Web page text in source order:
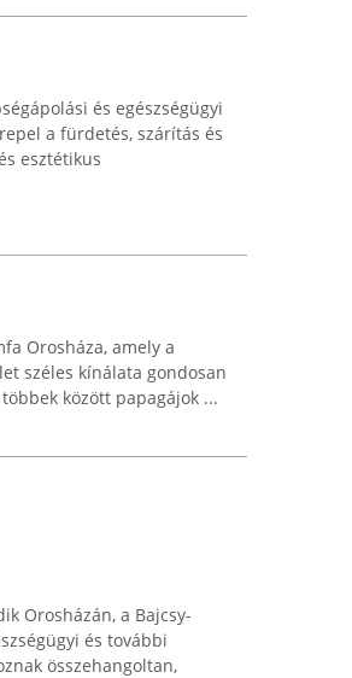
és egészségügyi
a fürdetés, szárítás és
esztétikus
Orosháza, amely a
széles kínálata gondosan
között papagájok ...
Orosházán, a Bajcsy-
és további
összehangoltan,